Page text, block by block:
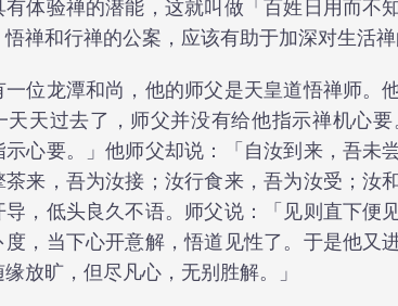
体验禅的潜能，这就叫做「百姓日用而不
禅和行禅的公案，应该有助于加深对生活禅
一位龙潭和尚，他的师父是天皇道悟禅师。
天天过去了，师父并没有给他指示禅机心
心要。」他师父却说：「自汝到来，吾未
茶来，吾为汝接；汝行食来，吾为汝受；汝
导，低头良久不语。师父说：「见则直下便
度，当下心开意解，悟道见性了。于是他又
放旷，但尽凡心，无别胜解。」